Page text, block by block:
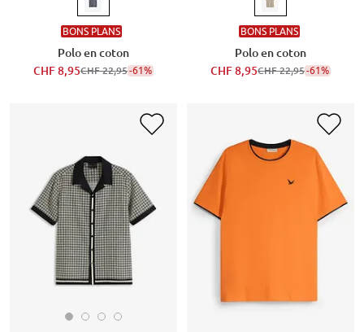
BONS PLANS
Polo en coton
CHF 8,95CHF 22,95-61%
BONS PLANS
Polo en coton
CHF 8,95CHF 22,95-61%